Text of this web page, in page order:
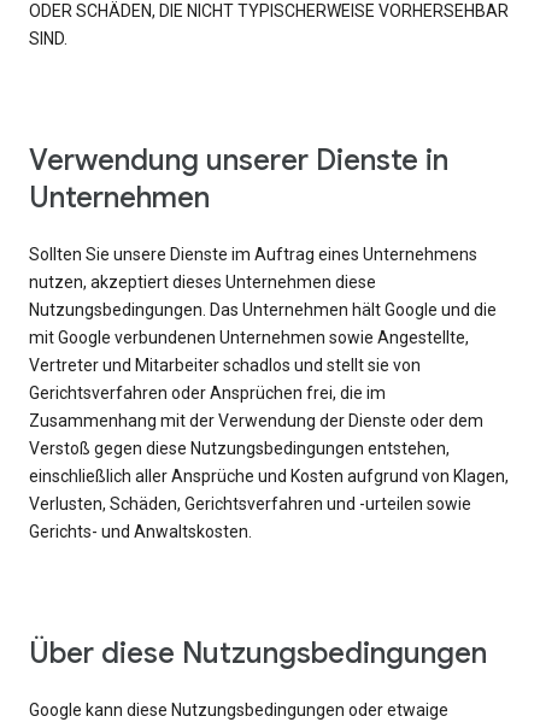
ODER SCHÄDEN, DIE NICHT TYPISCHERWEISE VORHERSEHBAR
SIND.
Verwendung unserer Dienste in
Unternehmen
Sollten Sie unsere Dienste im Auftrag eines Unternehmens
nutzen, akzeptiert dieses Unternehmen diese
Nutzungsbedingungen. Das Unternehmen hält Google und die
mit Google verbundenen Unternehmen sowie Angestellte,
Vertreter und Mitarbeiter schadlos und stellt sie von
Gerichtsverfahren oder Ansprüchen frei, die im
Zusammenhang mit der Verwendung der Dienste oder dem
Verstoß gegen diese Nutzungsbedingungen entstehen,
einschließlich aller Ansprüche und Kosten aufgrund von Klagen,
Verlusten, Schäden, Gerichtsverfahren und -urteilen sowie
Gerichts- und Anwaltskosten.
Über diese Nutzungsbedingungen
Google kann diese Nutzungsbedingungen oder etwaige